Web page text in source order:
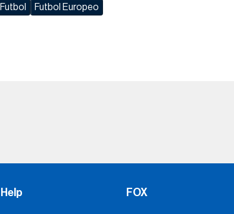
Futbol Futbol Europeo
Help FOX